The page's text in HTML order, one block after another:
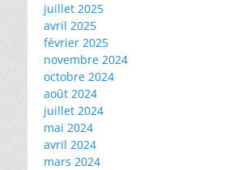
juillet 2025
avril 2025
février 2025
novembre 2024
octobre 2024
août 2024
juillet 2024
mai 2024
avril 2024
mars 2024